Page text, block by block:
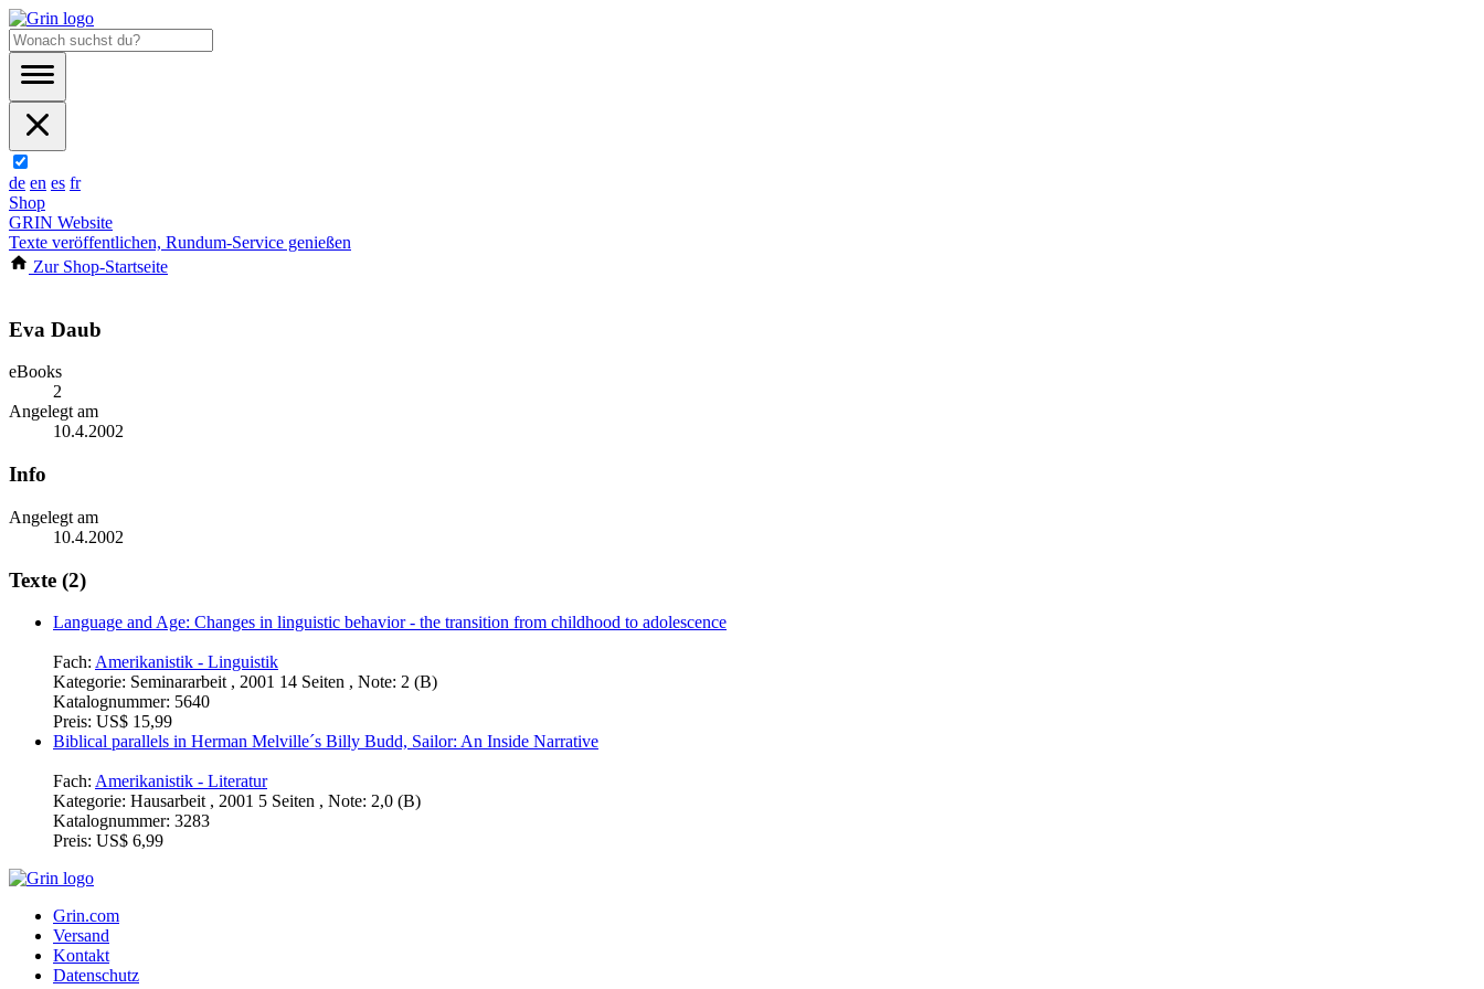
de en es fr
Shop
GRIN Website
Texte veröffentlichen, Rundum-Service genießen
Zur Shop-Startseite
Eva Daub
eBooks
2
Angelegt am
10.4.2002
Info
Angelegt am
10.4.2002
Texte (2)
Language and Age: Changes in linguistic behavior - the transition from childhood to adolescence
Fach: Amerikanistik - Linguistik
Kategorie: Seminararbeit , 2001 14 Seiten , Note: 2 (B)
Katalognummer: 5640
Preis: US$ 15,99
Biblical parallels in Herman Melville´s Billy Budd, Sailor: An Inside Narrative
Fach: Amerikanistik - Literatur
Kategorie: Hausarbeit , 2001 5 Seiten , Note: 2,0 (B)
Katalognummer: 3283
Preis: US$ 6,99
Grin.com
Versand
Kontakt
Datenschutz